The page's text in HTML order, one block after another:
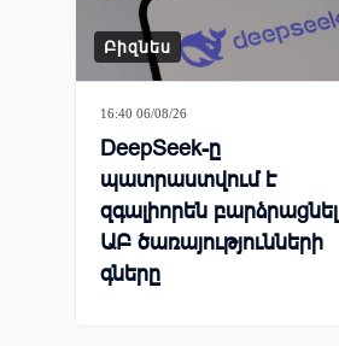
Բիզնես
16:40 06/08/26
DeepSeek-ը
պատրաստվում է
զգալիորեն բարձրացնել
ԱԲ ծառայությունների
գները